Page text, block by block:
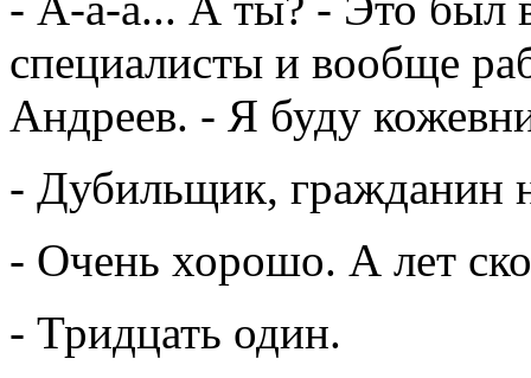
специалисты и вообще
Андреев. - Я буду
- Дубильщик, гражданин
- Очень хорошо. А лет
- Тридцать один.